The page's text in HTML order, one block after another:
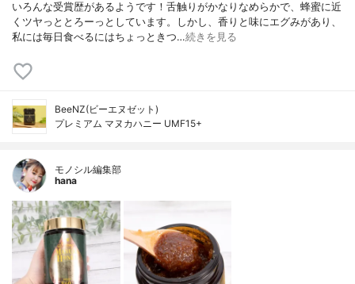
いろんな受賞歴があるようです！舌触りがかなりなめらかで、蜂蜜に近
くツヤっととろーっとしています。しかし、香りと味にエグみがあり、
私には毎日食べるにはちょっときつ…続きを見る
BeeNZ(ビーエヌゼット)
プレミアム マヌカハニー UMF15+
モノシル編集部
hana